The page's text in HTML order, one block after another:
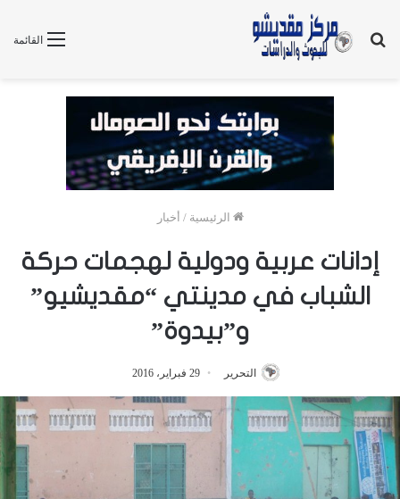
القائمة
بحث
الرئيسية / أخبار
إدانات عربية ودولية لهجمات حركة
الشباب في مدينتي “مقديشيو”
و”بيدوة”
التحرير 29 فبراير، 2016